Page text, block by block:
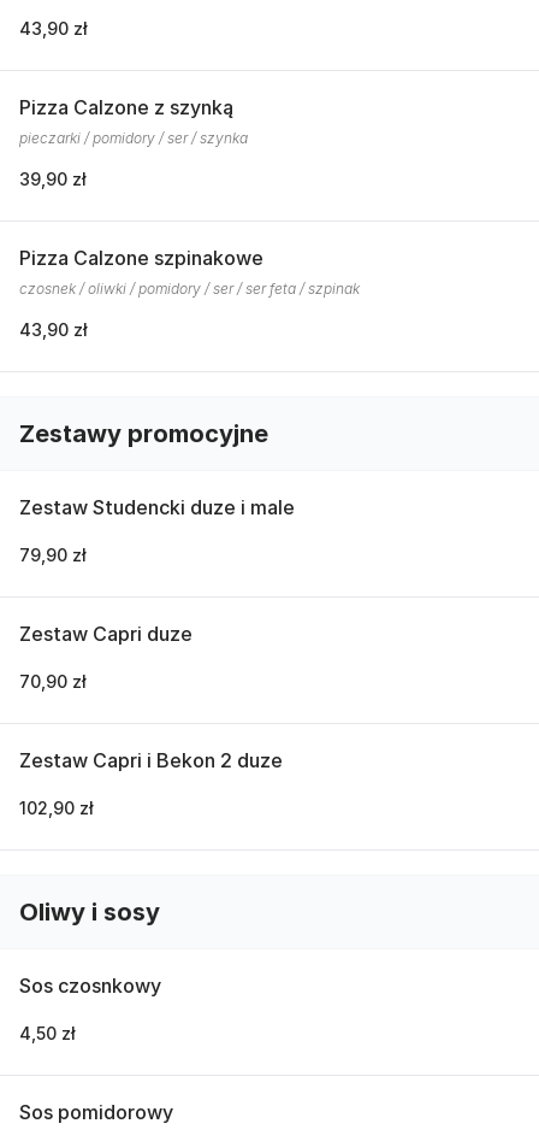
43,90 zł
Pizza Calzone z szynką
pieczarki / pomidory / ser / szynka
39,90 zł
Pizza Calzone szpinakowe
czosnek / oliwki / pomidory / ser / ser feta / szpinak
43,90 zł
Zestawy promocyjne
Zestaw Studencki duze i male
79,90 zł
Zestaw Capri duze
70,90 zł
Zestaw Capri i Bekon 2 duze
102,90 zł
Oliwy i sosy
Sos czosnkowy
4,50 zł
Sos pomidorowy